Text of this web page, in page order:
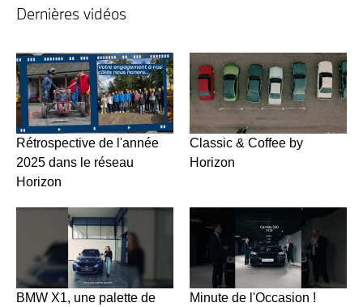
Dernières vidéos
Rétrospective de l'année
2025 dans le réseau
Horizon
Classic & Coffee by
Horizon
BMW X1, une palette de
Minute de l'Occasion !